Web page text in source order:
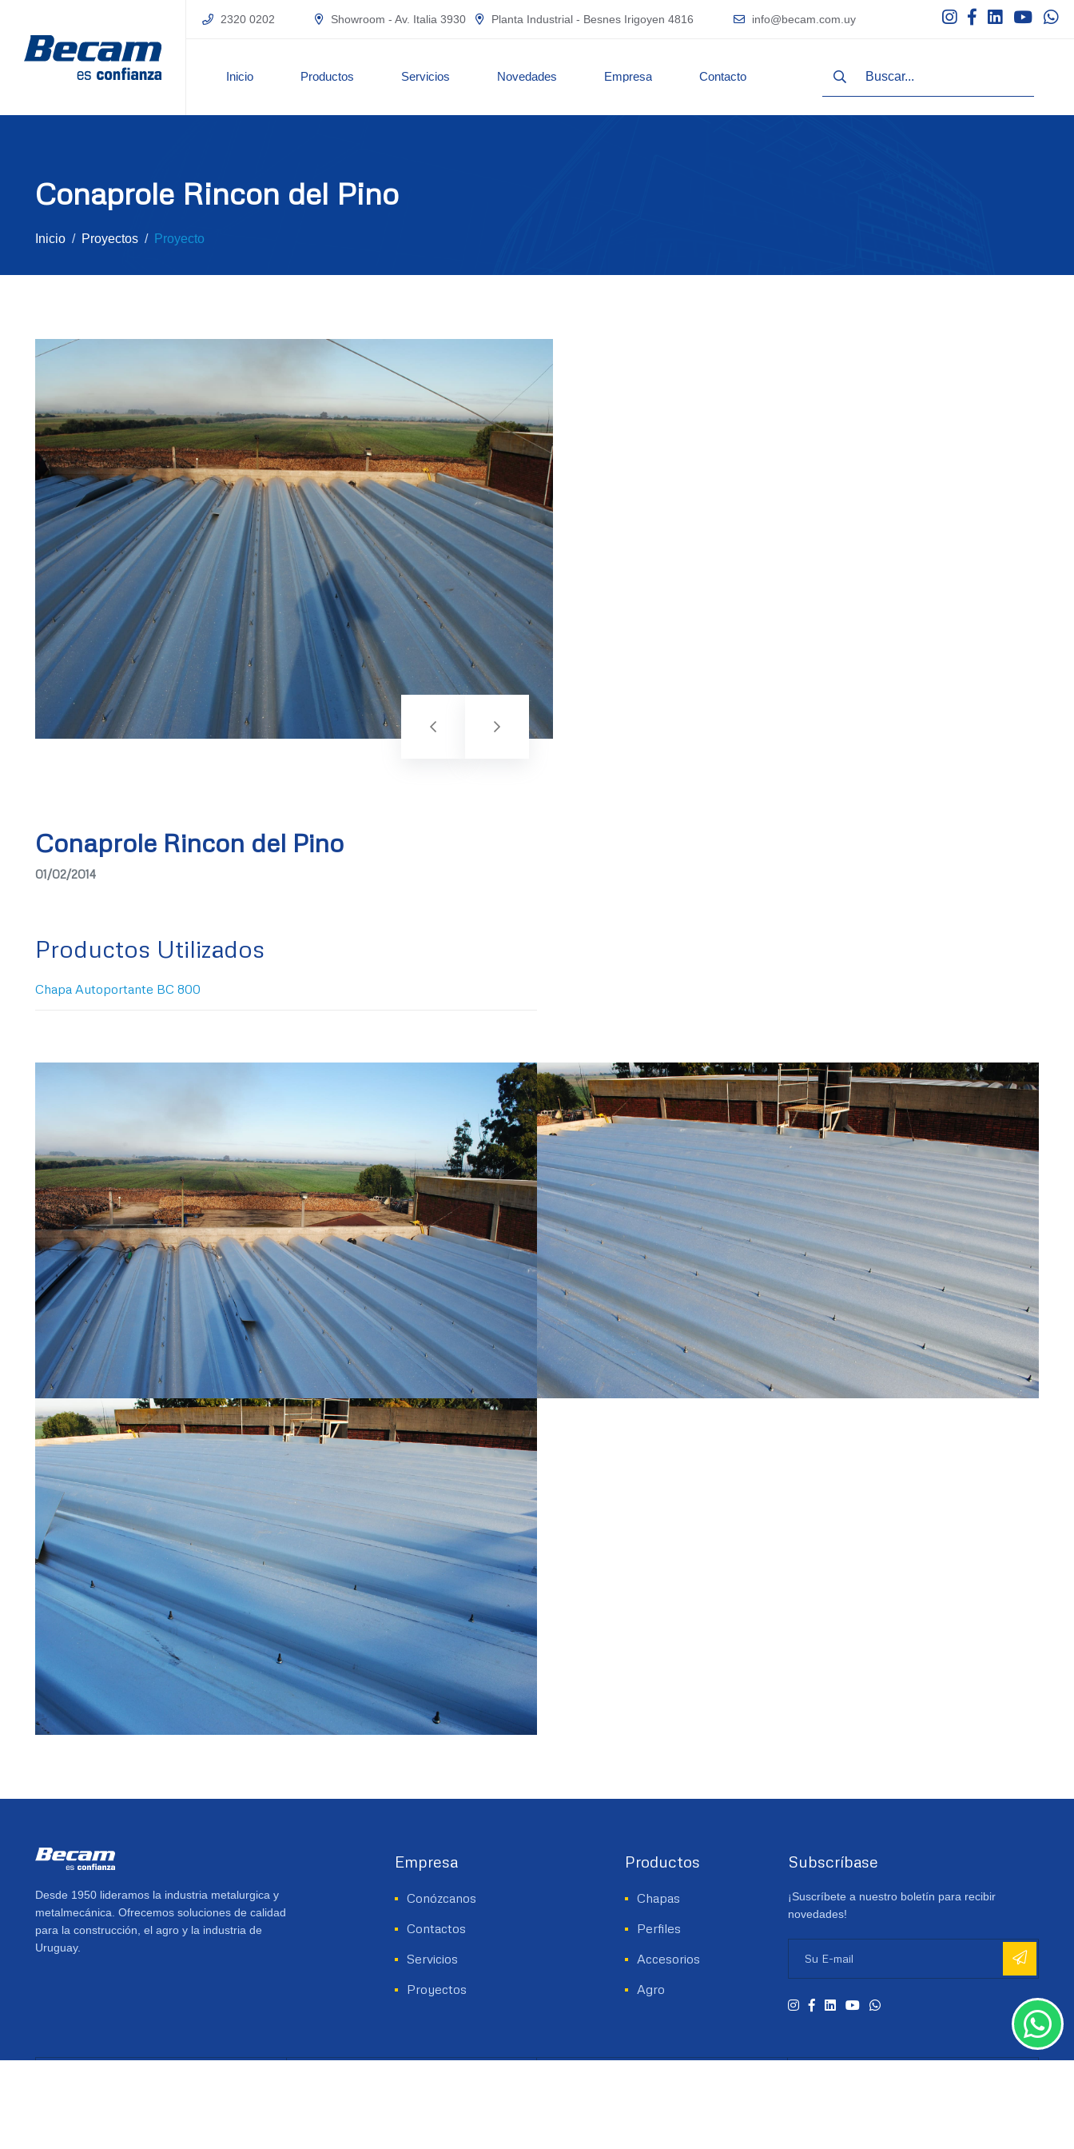
2320 0202 Showroom - Av. Italia 3930 Planta Industrial - Besnes Irigoyen 4816 info@becam.com.uy
Inicio Productos Servicios Novedades Empresa Contacto
Conaprole Rincon del Pino
Inicio Proyectos Proyecto
Conaprole Rincon del Pino
01/02/2014
Productos Utilizados
Chapa Autoportante BC 800
Desde 1950 lideramos la industria metalurgica y
metalmecánica. Ofrecemos soluciones de calidad
para la construcción, el agro y la industria de
Uruguay.
Empresa
Conózcanos
Contactos
Servicios
Proyectos
Productos
Chapas
Perfiles
Accesorios
Agro
Subscríbase
¡Suscríbete a nuestro boletín para recibir
novedades!